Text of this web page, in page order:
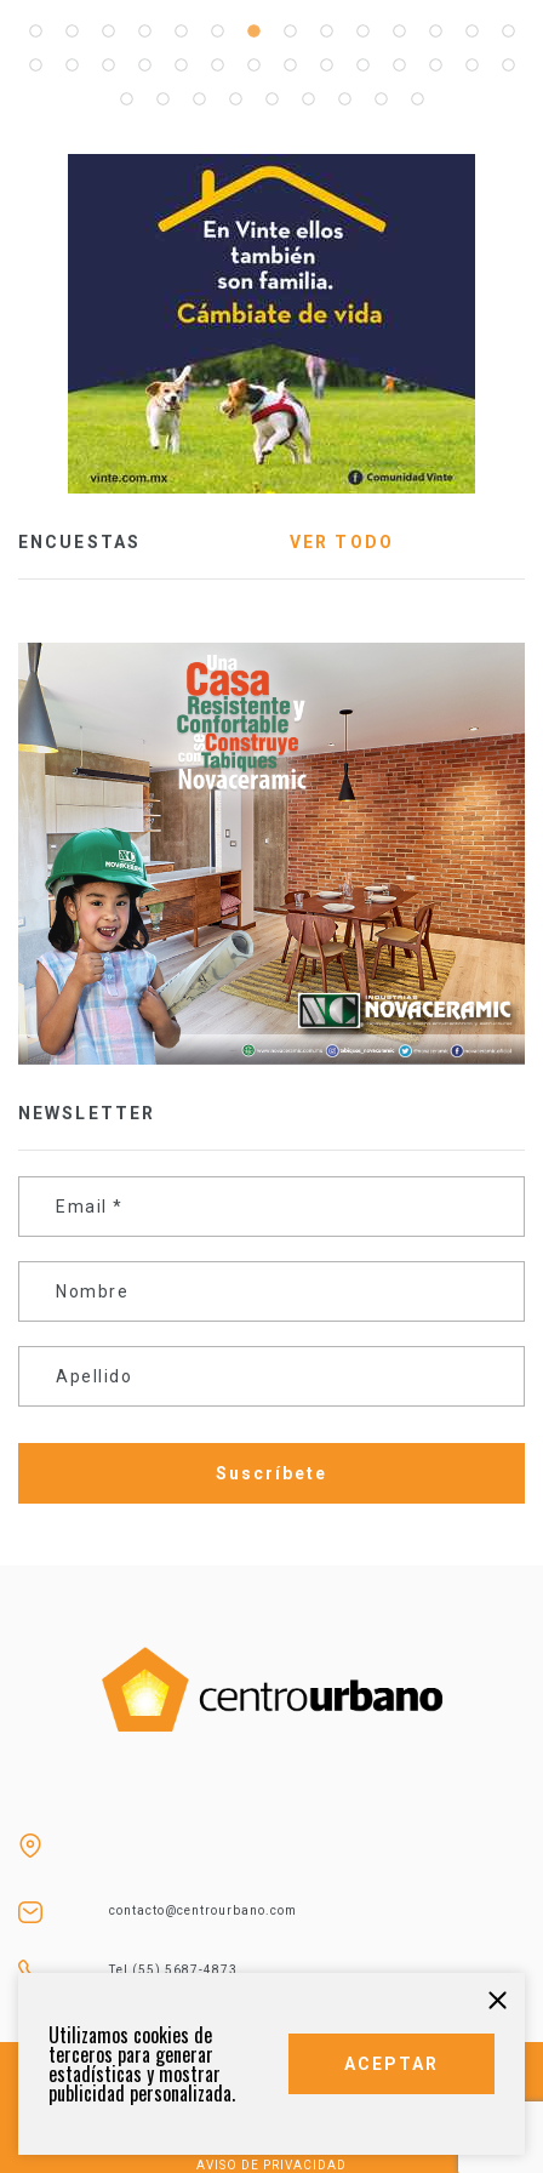
ENCUESTAS VER TODO
NEWSLETTER
Email *
Nombre
Apellido
contacto@centrourbano.com
Tel (55) 5687-4873
AVISO DE PRIVACIDAD
Utilizamos cookies de
terceros para generar
estadísticas y mostrar
publicidad personalizada.
ACEPTAR